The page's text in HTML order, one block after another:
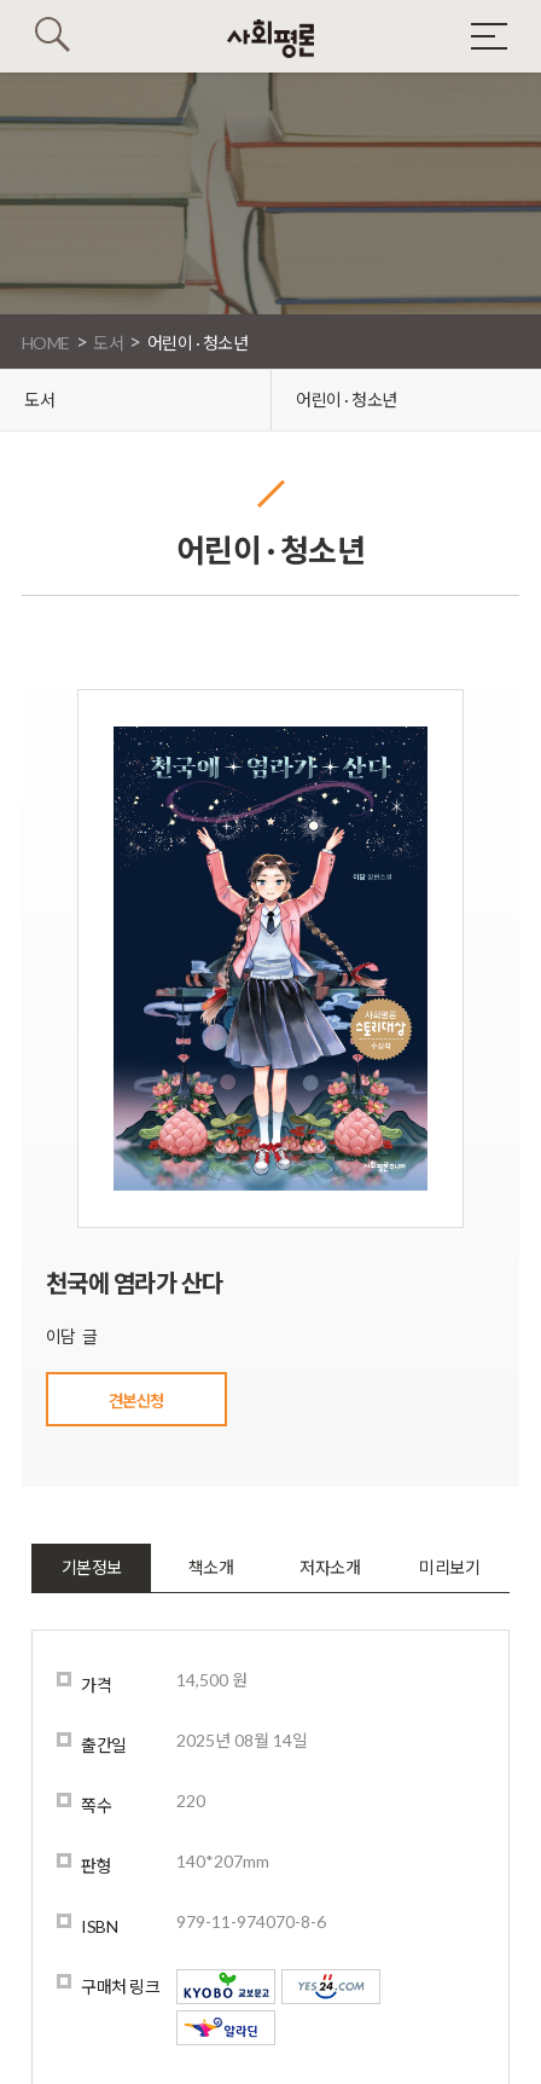
HOME > 도서 > 어린이 · 청소년
도서 어린이 · 청소년
어린이 · 청소년
천국에 염라가 산다
이담 글
견본신청
기본정보 책소개 저자소개 미리보기
가격 14,500 원
출간일 2025년 08월 14일
쪽수 220
판형 140*207mm
ISBN 979-11-974070-8-6
구매처 링크